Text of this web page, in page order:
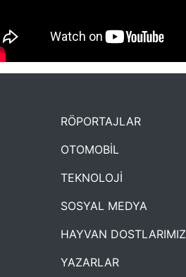
NYXmag 2. Yaş Kutlama Etkinliği
RÖPORTAJLAR
OTOMOBİL
TEKNOLOJİ
SOSYAL MEDYA
HAYVAN DOSTLARIMIZ
YAZARLAR